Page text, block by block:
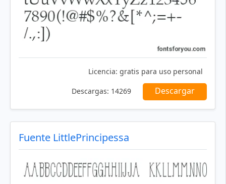
Licencia: gratis para uso personal
Descargas: 14269 Descargar
Fuente LittlePrincipessa